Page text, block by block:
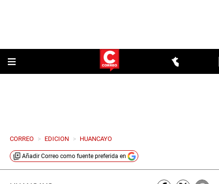
CORREO > EDICION > HUANCAYO
Añadir Correo como fuente preferida en